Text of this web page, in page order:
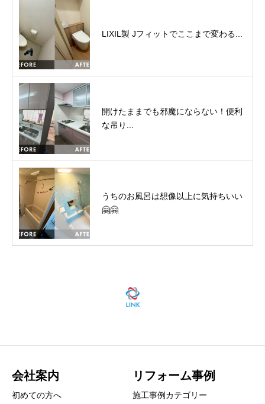
LIXIL製 Jフィットでここまで変わる...
開けたままでも邪魔にならない！便利
な吊り...
うちのお風呂は想像以上に気持ちいい
🤗🤗
会社案内
初めての方へ
リフォーム事例
施工事例カテゴリー